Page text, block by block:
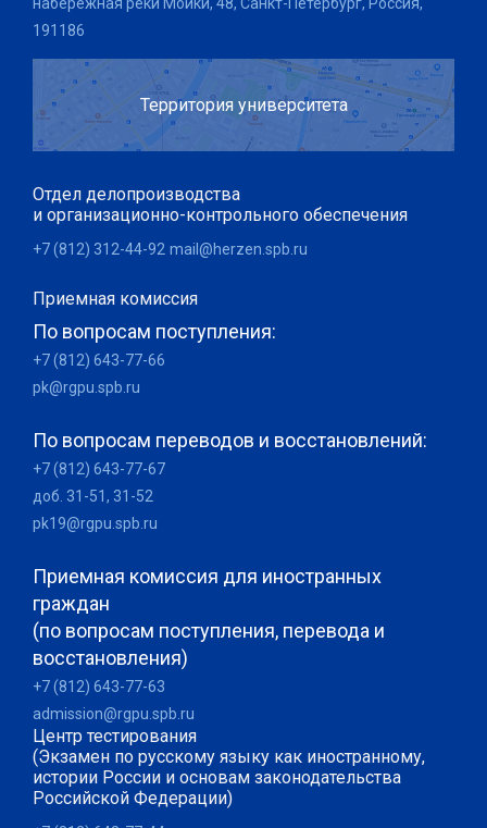
191186
Территория университета
Отдел делопроизводства
и организационно-контрольного обеспечения
+7 (812) 312-44-92 mail@herzen.spb.ru
Приемная комиссия
По вопросам поступления:
+7 (812) 643-77-66
pk@rgpu.spb.ru
По вопросам переводов и восстановлений:
+7 (812) 643-77-67
доб. 31-51, 31-52
pk19@rgpu.spb.ru
Приемная комиссия для иностранных
граждан
(по вопросам поступления, перевода и
восстановления)
+7 (812) 643-77-63
admission@rgpu.spb.ru
Центр тестирования
(Экзамен по русскому языку как иностранному,
истории России и основам законодательства
Российской Федерации)